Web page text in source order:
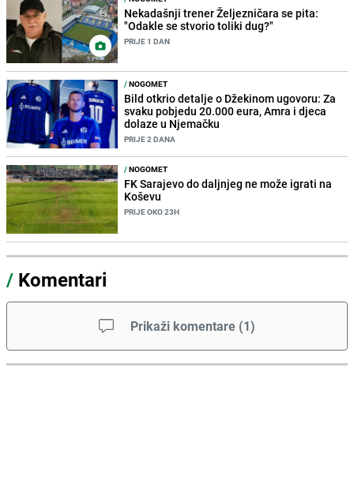
Nekadašnji trener Željezničara se pita:
"Odakle se stvorio toliki dug?"
PRIJE 1 DAN
/NOGOMET
Bild otkrio detalje o Džekinom ugovoru: Za
svaku pobjedu 20.000 eura, Amra i djeca
dolaze u Njemačku
PRIJE 2 DANA
/NOGOMET
FK Sarajevo do daljnjeg ne može igrati na
Koševu
PRIJE OKO 23H
/ Komentari
Prikaži komentare (1)